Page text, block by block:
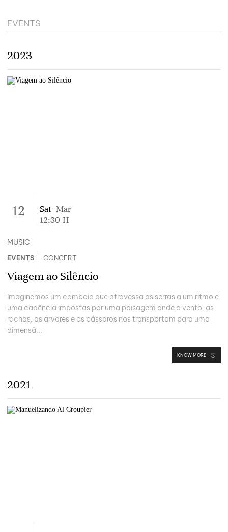
EVENTS
2023
12 Sat Mar
12:30 H
EVENTS CONCERT
Viagem ao Silêncio
Imaginemos um comboio que atravessa as serras a um ritmo e
uma cadência impostas por uma paisagem onde o vento, as
rochas, as árvores e os pássaros nos transportam para uma
dimensã...
KNOW MORE
MUSIC
2021